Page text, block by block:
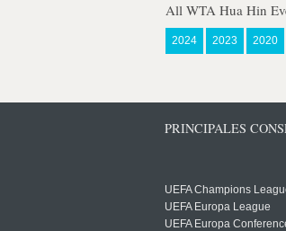
All WTA Hua Hin
2024 2023 2020
PRINCIPALES
UEFA Champions
UEFA Europa League
UEFA Europa